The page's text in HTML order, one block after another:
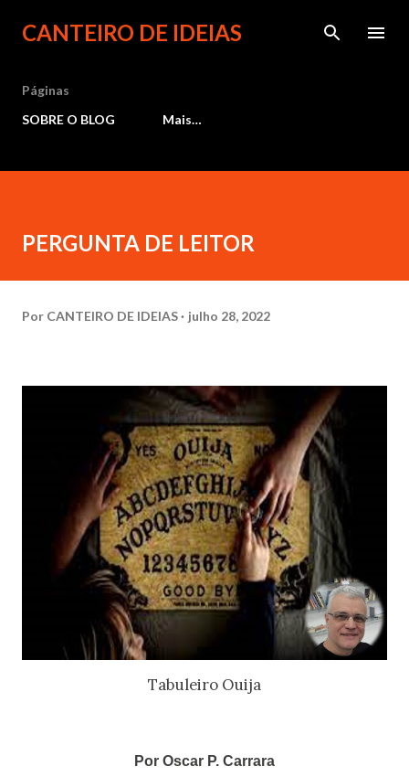
Pular para o conteúdo principal
CANTEIRO DE IDEIAS
Páginas
SOBRE O BLOG
Mais…
PERGUNTA DE LEITOR
Por CANTEIRO DE IDEIAS julho 28, 2022
Tabuleiro Ouija
Por Oscar P. Carrara